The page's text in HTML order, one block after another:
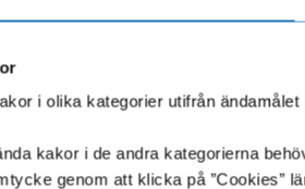
i olika kategorier utifrån
kakor i de andra kategorierna
genom att klicka på ”Cookies”